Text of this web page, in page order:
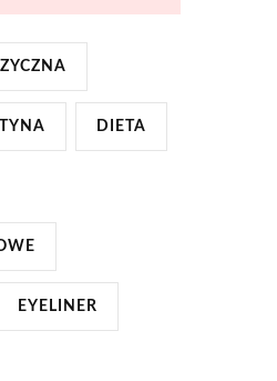
DIETA
EYELINER